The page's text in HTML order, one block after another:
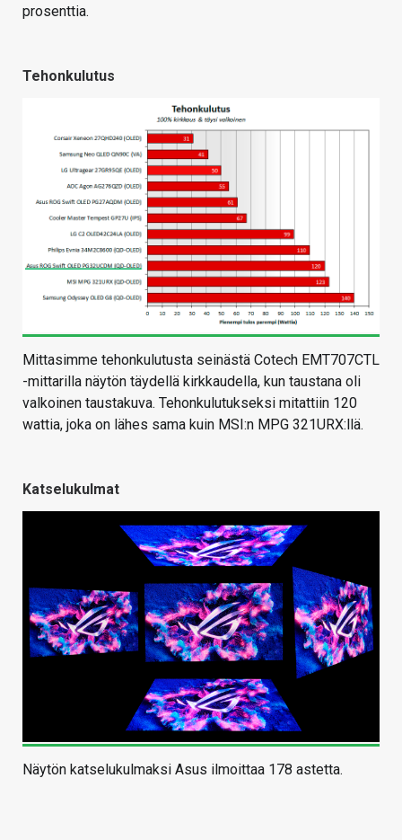
prosenttia.
Tehonkulutus
Mittasimme tehonkulutusta seinästä Cotech EMT707CTL
-mittarilla näytön täydellä kirkkaudella, kun taustana oli
valkoinen taustakuva. Tehonkulutukseksi mitattiin 120
wattia, joka on lähes sama kuin MSI:n MPG 321URX:llä.
Katselukulmat
Näytön katselukulmaksi Asus ilmoittaa 178 astetta.